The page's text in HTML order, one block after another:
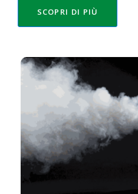
SCOPRI DI PIÙ